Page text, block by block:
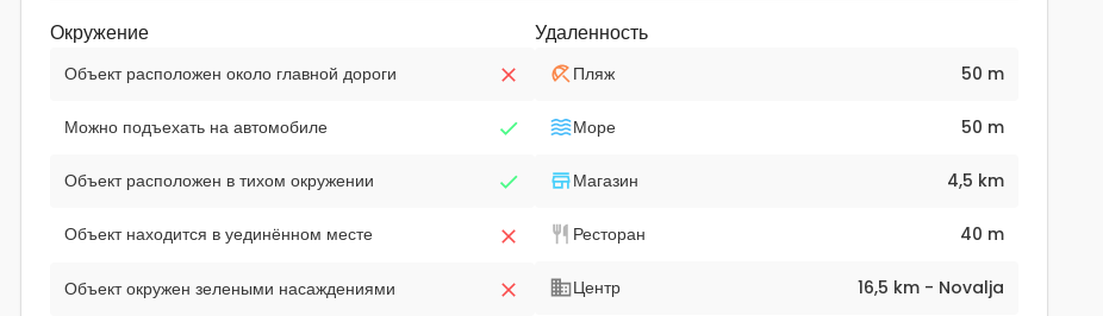
Окружение
Объект расположен около главной дороги
Можно подъехать на автомобиле
Объект расположен в тихом окружении
Объект находится в уединённом месте
Объект окружен зелеными насаждениями
Удаленность
Пляж 50 m
Море 50 m
Магазин 4,5 km
Ресторан 40 m
Центр 16,5 km - Novalja